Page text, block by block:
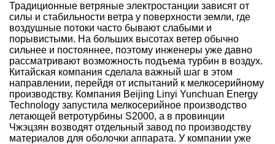
Традиционные ветряные электростанции зависят от
силы и стабильности ветра у поверхности земли, где
воздушные потоки часто бывают слабыми и
порывистыми. На больших высотах ветер обычно
сильнее и постояннее, поэтому инженеры уже давно
рассматривают возможность подъема турбин в воздух.
Китайская компания сделала важный шаг в этом
направлении, перейдя от испытаний к мелкосерийному
производству. Компания Beijing Linyi Yunchuan Energy
Technology запустила мелкосерийное производство
летающей ветротурбины S2000, а в провинции
Чжэцзян возводят отдельный завод по производству
материалов для оболочки аппарата. У компании уже